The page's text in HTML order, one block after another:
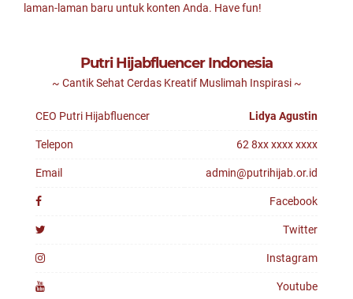
laman-laman baru untuk konten Anda. Have fun!
Putri Hijabfluencer Indonesia
~ Cantik Sehat Cerdas Kreatif Muslimah Inspirasi ~
CEO Putri Hijabfluencer Lidya Agustin
Telepon 62 8xx xxxx xxxx
Email admin@putrihijab.or.id
Facebook
Twitter
Instagram
Youtube